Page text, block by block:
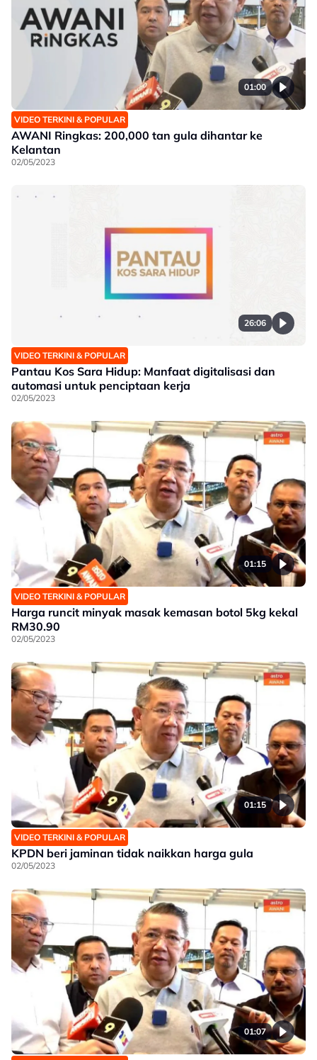
01:00
VIDEO TERKINI & POPULAR
AWANI Ringkas: 200,000 tan gula dihantar ke
Kelantan
02/05/2023
26:06
VIDEO TERKINI & POPULAR
Pantau Kos Sara Hidup: Manfaat digitalisasi dan
automasi untuk penciptaan kerja
02/05/2023
01:15
VIDEO TERKINI & POPULAR
Harga runcit minyak masak kemasan botol 5kg kekal
RM30.90
02/05/2023
01:15
VIDEO TERKINI & POPULAR
KPDN beri jaminan tidak naikkan harga gula
02/05/2023
01:07